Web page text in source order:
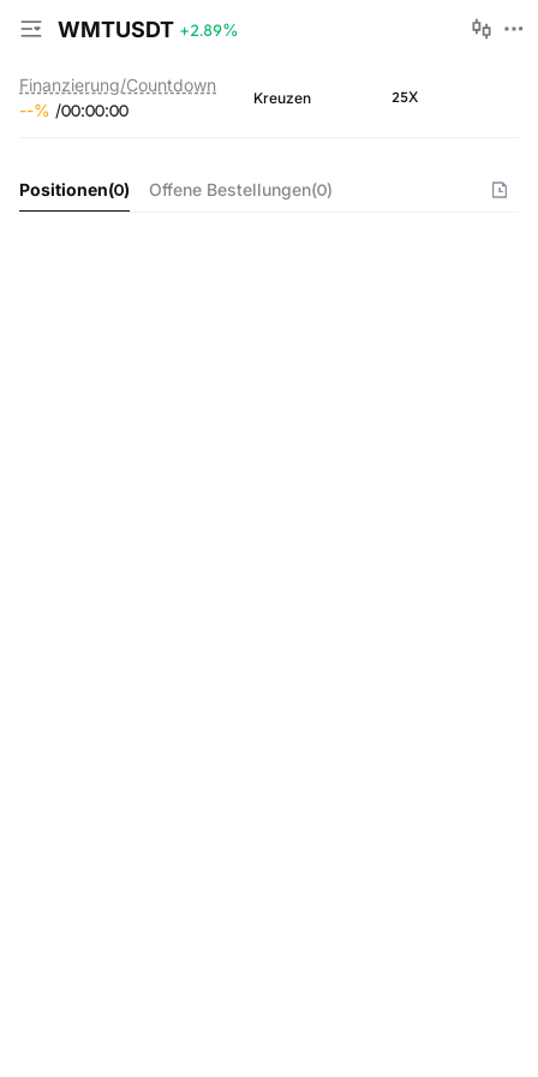
WMTUSDT +2.89%
Finanzierung/Countdown
--% /00:00:00
Kreuzen 25X
Positionen(0) Offene Bestellungen(0)